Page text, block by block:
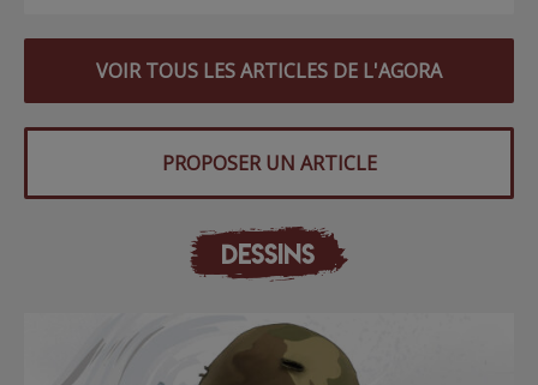
VOIR TOUS LES ARTICLES DE L'AGORA
PROPOSER UN ARTICLE
DESSINS